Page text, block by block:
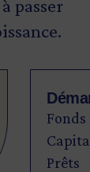
passer
Prêts